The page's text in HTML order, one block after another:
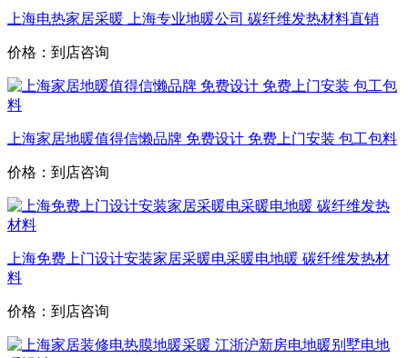
上海电热家居采暖 上海专业地暖公司 碳纤维发热材料直销
价格：到店咨询
上海家居地暖值得信懒品牌 免费设计 免费上门安装 包工包料
价格：到店咨询
上海免费上门设计安装家居采暖电采暖电地暖 碳纤维发热材
料
价格：到店咨询